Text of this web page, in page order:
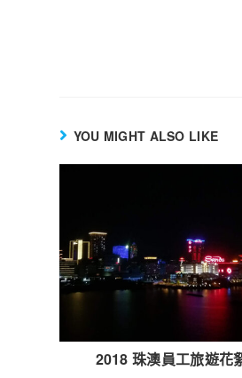
YOU MIGHT ALSO LIKE
2018 珠澳員工旅遊花